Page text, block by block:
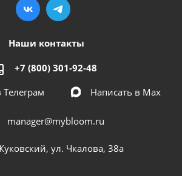
Наши контакты
+7 (800) 301-92-48
Телеграм
Написать в Мах
manager@mybloom.ru
ул. Чкалова, 38а